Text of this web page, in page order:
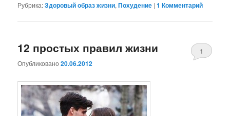
Рубрика:Здоровый образ жизни,Похудение |1 Комментарий
12 простых правил жизни
Опубликовано20.06.2012
1